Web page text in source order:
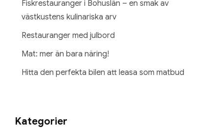
Fiskrestauranger i Bohuslän – en smak av
västkustens kulinariska arv
Restauranger med julbord
Mat: mer än bara näring!
Hitta den perfekta bilen att leasa som matbud
Kategorier